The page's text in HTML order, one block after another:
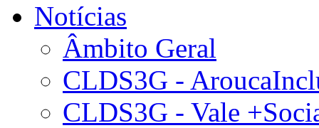
Notícias
Âmbito Geral
CLDS3G -
CLDS3G - Vale